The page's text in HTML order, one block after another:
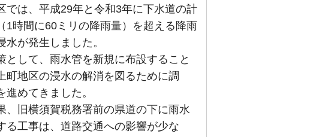
は、平成29年と令和3年に下水道の計
1時間に60ミリの降雨量）を超える降雨
水が発生しました。
して、雨水管を新規に布設すること
町地区の浸水の解消を図るために調
進めてきました。
旧横須賀税務署前の県道の下に雨水
る工事は、道路交通への影響が少な